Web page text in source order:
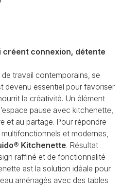
créent connexion, détente
travail contemporains, se
devenu essentiel pour favoriser
la créativité. Un élément
pause avec kitchenette,
et au partage. Pour répondre
et modernes,
Kitchenette. Résultat
raffiné et de fonctionnalité
est la solution idéale pour
aménagés avec des tables